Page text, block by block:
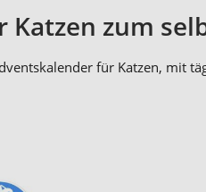
zum
für Katzen, mit